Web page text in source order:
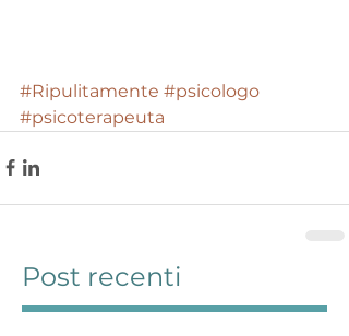
#Ripulitamente #psicologo
#psicoterapeuta
Post recenti